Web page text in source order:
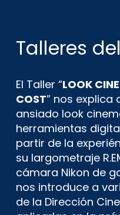
Talleres
El Taller “LOOK
COST” nos explica
ansiado look
herramientas
partir de la
su largometraje
cámara Nikon de
nos introduce a
de la Dirección